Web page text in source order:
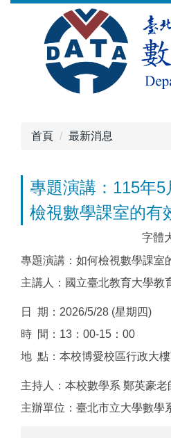
首頁 最新消息
專題演講：115年
檢視數學課室的有
字體
專題演講：如何檢視數學課室
主講人：國立臺北教育大學教
日 期：2026/5/28 (星期四)
時 間：13：00-15：00
地 點：本校博愛校區行政大
主持人：本校數學系 鄭英豪老
主辦單位：臺北市立大學數學